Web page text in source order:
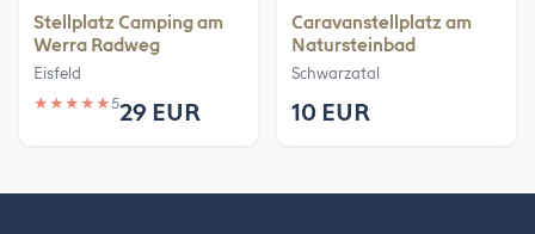
Stellplatz Camping am
Werra Radweg
Eisfeld
★ ★ ★ ★ ★529 EUR
Caravanstellplatz am
Natursteinbad
Schwarzatal
10 EUR